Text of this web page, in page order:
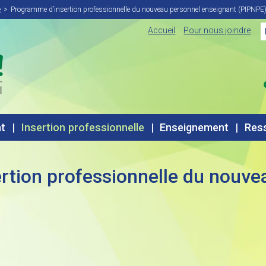
Programme d’insertion professionnelle du nouveau personnel enseignant (PIPNPE)
Menu de
Accueil Pour nous joindre
Insertion professionnelle Enseignement
professionnelle du